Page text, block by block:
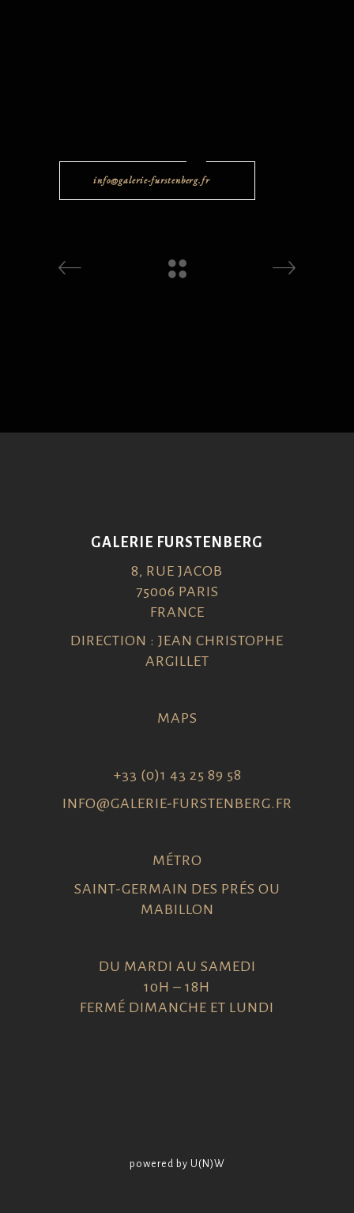
info@galerie-furstenberg.fr
GALERIE FURSTENBERG
8, RUE JACOB
75006 PARIS
FRANCE
DIRECTION : JEAN CHRISTOPHE
ARGILLET
MAPS
+33 (0)1 43 25 89 58
INFO@GALERIE-FURSTENBERG.FR
MÉTRO
SAINT-GERMAIN DES PRÉS OU
MABILLON
DU MARDI AU SAMEDI
10H – 18H
FERMÉ DIMANCHE ET LUNDI
powered by U(N)W